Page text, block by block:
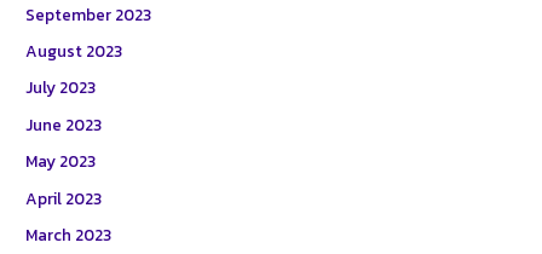
September 2023
August 2023
July 2023
June 2023
May 2023
April 2023
March 2023